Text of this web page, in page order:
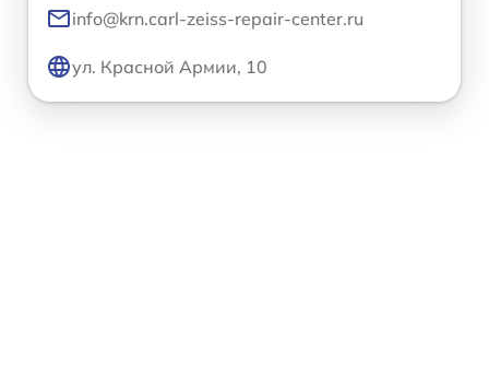
info@krn.carl-zeiss-repair-center.ru
ул. Красной Армии, 10